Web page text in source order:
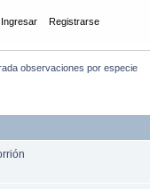
Ingresar Registrarse
observaciones por especie